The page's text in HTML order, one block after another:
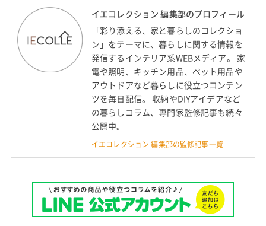
イエコレクション 編集部のプロフィール
「彩り添える、家と暮らしのコレクショ
ン」をテーマに、暮らしに関する情報を
発信するインテリア系WEBメディア。 家
電や照明、キッチン用品、ペット用品や
アウトドアなど暮らしに役立つコンテン
ツを毎日配信。 収納やDIYアイデアなど
の暮らしコラム、専門家監修記事も続々
公開中。
イエコレクション 編集部の監修記事一覧